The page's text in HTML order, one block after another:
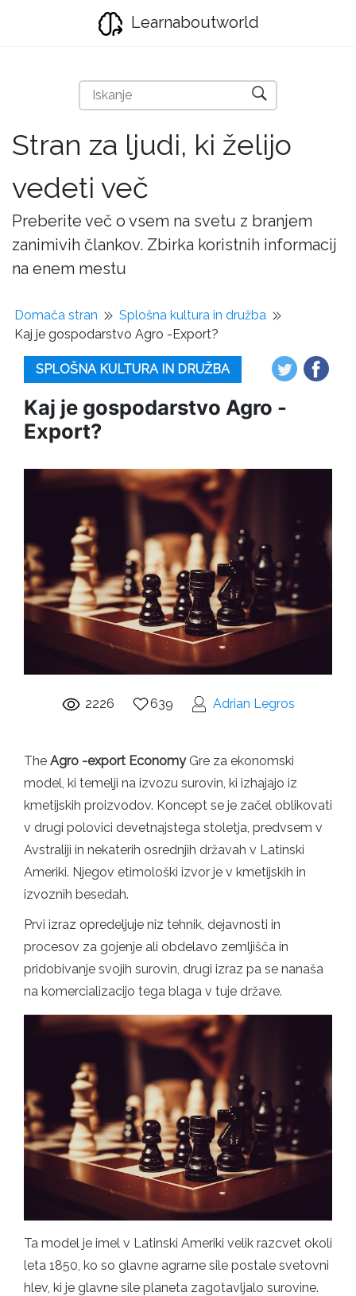
Learnaboutworld
Stran za ljudi, ki želijo
vedeti več
Preberite več o vsem na svetu z branjem
zanimivih člankov. Zbirka koristnih informacij
na enem mestu
Domača stran
Splošna kultura in družba
Kaj je gospodarstvo Agro -Export?
SPLOŠNA KULTURA IN DRUŽBA
Kaj je gospodarstvo Agro -
Export?
2226 639 Adrian Legros
The Agro -export EconomyGre za ekonomski
model, ki temelji na izvozu surovin, ki izhajajo iz
kmetijskih proizvodov. Koncept se je začel oblikovati
v drugi polovici devetnajstega stoletja, predvsem v
Avstraliji in nekaterih osrednjih državah v Latinski
Ameriki. Njegov etimološki izvor je v kmetijskih in
izvoznih besedah.
Prvi izraz opredeljuje niz tehnik, dejavnosti in
procesov za gojenje ali obdelavo zemljišča in
pridobivanje svojih surovin, drugi izraz pa se nanaša
na komercializacijo tega blaga v tuje države.
Ta model je imel v Latinski Ameriki velik razcvet okoli
leta 1850, ko so glavne agrarne sile postale svetovni
hlev, ki je glavne sile planeta zagotavljalo surovine.